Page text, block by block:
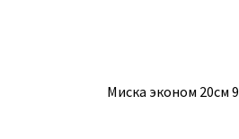
Миска эконом 20см